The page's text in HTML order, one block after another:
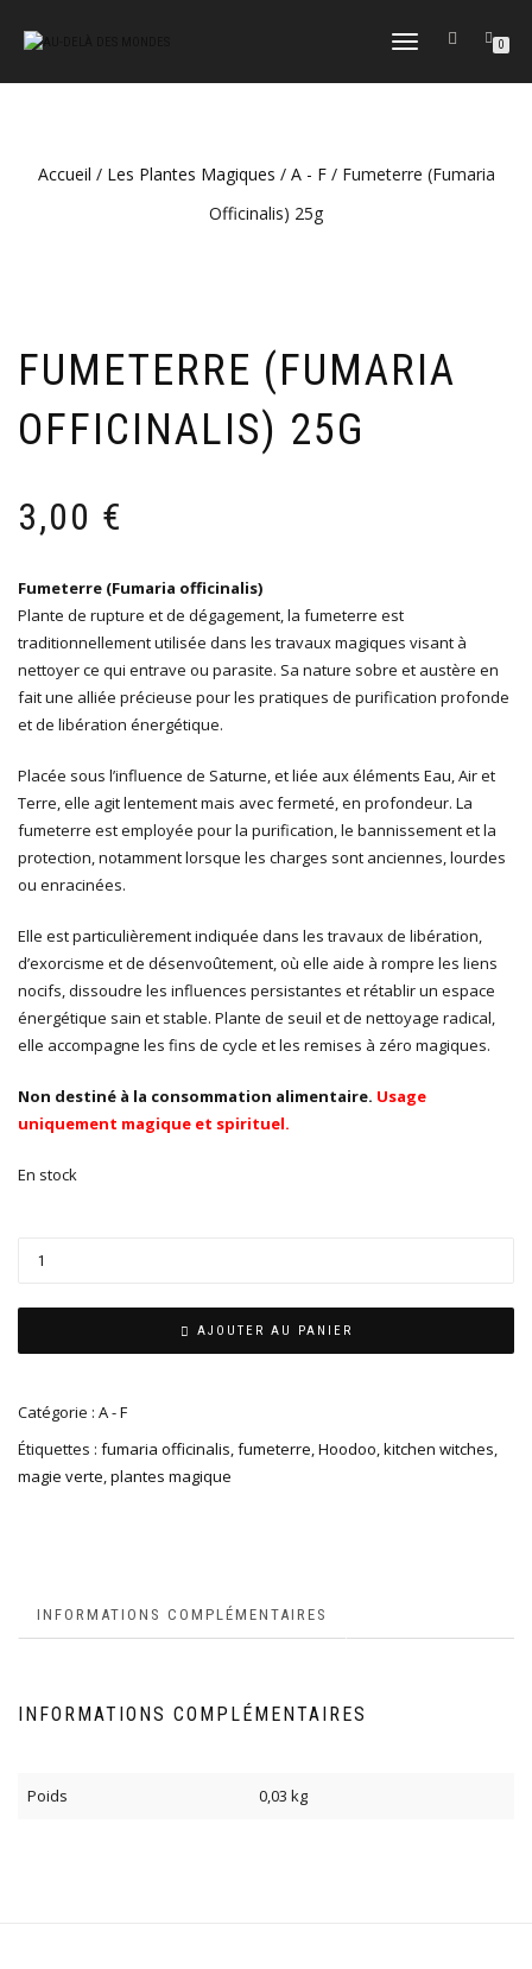
DÉPLIER
NAVIGATION
0
Accueil / Les Plantes Magiques / A - F/ Fumeterre (Fumaria
Officinalis) 25g
FUMETERRE (FUMARIA
OFFICINALIS) 25G
3,00 €
Fumeterre (Fumaria officinalis)
Plante de rupture et de dégagement, la fumeterre est
traditionnellement utilisée dans les travaux magiques visant à
nettoyer ce qui entrave ou parasite. Sa nature sobre et austère en
fait une alliée précieuse pour les pratiques de purification profonde
et de libération énergétique.
Placée sous l’influence de Saturne, et liée aux éléments Eau, Air et
Terre, elle agit lentement mais avec fermeté, en profondeur. La
fumeterre est employée pour la purification, le bannissement et la
protection, notamment lorsque les charges sont anciennes, lourdes
ou enracinées.
Elle est particulièrement indiquée dans les travaux de libération,
d’exorcisme et de désenvoûtement, où elle aide à rompre les liens
nocifs, dissoudre les influences persistantes et rétablir un espace
énergétique sain et stable. Plante de seuil et de nettoyage radical,
elle accompagne les fins de cycle et les remises à zéro magiques.
Non destiné à la consommation alimentaire. Usage
uniquement magique et spirituel.
En stock
AJOUTER AU PANIER
Catégorie : A - F
Étiquettes : fumaria officinalis,fumeterre,Hoodoo,kitchen witches,
magie verte,plantes magique
INFORMATIONS COMPLÉMENTAIRES
INFORMATIONS COMPLÉMENTAIRES
Poids 0,03 kg